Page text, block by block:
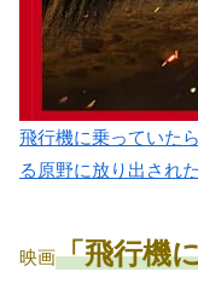
飛行機に乗っていた
る原野に放り出され
映画「飛行機